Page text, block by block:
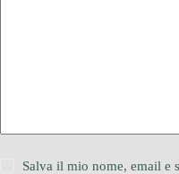
Salva il mio nome, email e